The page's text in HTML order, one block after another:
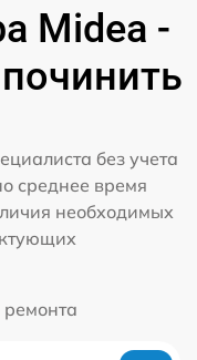
Midea -
без учета
среднее время
необходимых